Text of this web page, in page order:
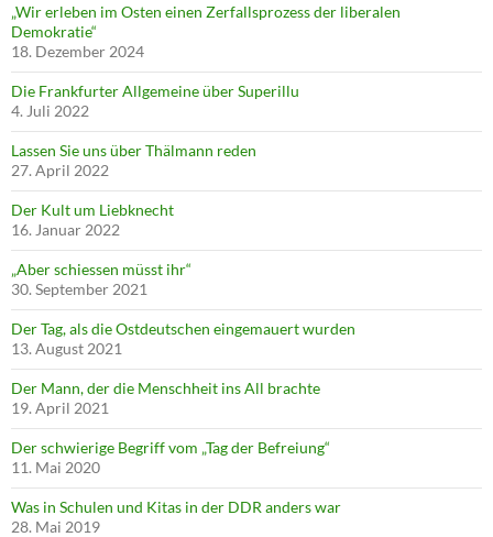
„Wir erleben im Osten einen Zerfallsprozess der liberalen
Demokratie“
18. Dezember 2024
Die Frankfurter Allgemeine über Superillu
4. Juli 2022
Lassen Sie uns über Thälmann reden
27. April 2022
Der Kult um Liebknecht
16. Januar 2022
„Aber schiessen müsst ihr“
30. September 2021
Der Tag, als die Ostdeutschen eingemauert wurden
13. August 2021
Der Mann, der die Menschheit ins All brachte
19. April 2021
Der schwierige Begriff vom „Tag der Befreiung“
11. Mai 2020
Was in Schulen und Kitas in der DDR anders war
28. Mai 2019